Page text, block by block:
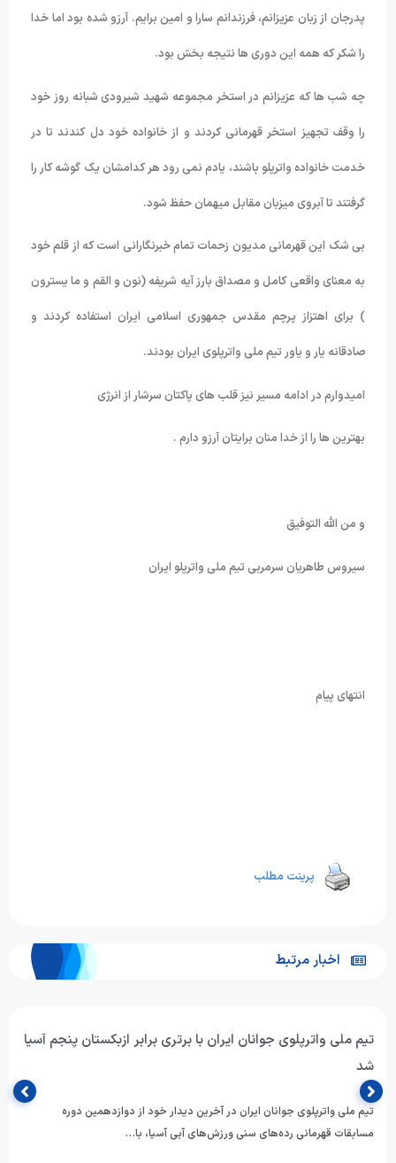
پدرجان از زبان عزیزانم، فرزندانم سارا و امین برایم. آرزو شده بود اما خدا
را شکر که همه این دوری ها نتیجه بخش بود.
چه شب ها که عزیزانم در استخر مجموعه شهید شیرودی شبانه روز خود
را وقف تجهیز استخر قهرمانی کردند و از خانواده خود دل کندند تا در
خدمت خانواده واترپلو باشند، یادم نمی رود هر کدامشان یک گوشه کار را
گرفتند تا آبروی میزبان مقابل میهمان حفظ شود.
بی شک این قهرمانی مدیون زحمات تمام خبرنگارانی است که از قلم خود
به معنای واقعی کامل و مصداق بارز آیه شریفه (نون و القم و ما یسترون
) برای اهتزاز پرچم مقدس جمهوری اسلامی ایران استفاده کردند و
صادقانه یار و یاور تیم ملی واترپلوی ایران بودند.
امیدوارم در ادامه مسیر نیز قلب های پاکتان سرشار از انرژی
بهترین ها را از خدا منان برایتان آرزو دارم .
و من الله التوفیق
سیروس طاهریان سرمربی تیم ملی واترپلو ایران
انتهای پیام
پرینت مطلب
اخبار مرتبط
تیم ملی واترپلوی جوانان ایران با برتری برابر ازبکستان پنجم آسیا
شد
تیم ملی واترپلوی جوانان ایران در آخرین دیدار خود از دوازدهمین دوره
مسابقات قهرمانی رده‌های سنی ورزش‌های آبی آسیا، با…